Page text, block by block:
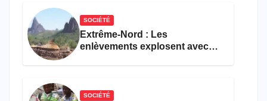
SOCIÉTÉ
Extrême-Nord : Les
enlèvements explosent avec
SOCIÉTÉ